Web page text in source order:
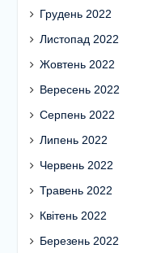
Грудень 2022
Листопад 2022
Жовтень 2022
Вересень 2022
Серпень 2022
Липень 2022
Червень 2022
Травень 2022
Квітень 2022
Березень 2022